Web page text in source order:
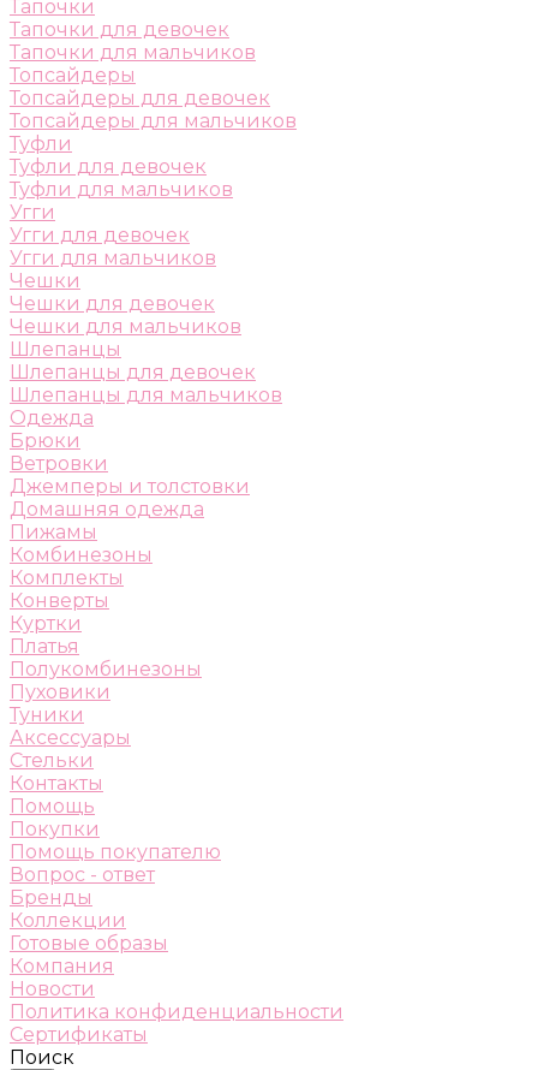
Тапочки
Тапочки для девочек
Тапочки для мальчиков
Топсайдеры
Топсайдеры для девочек
Топсайдеры для мальчиков
Туфли
Туфли для девочек
Туфли для мальчиков
Угги
Угги для девочек
Угги для мальчиков
Чешки
Чешки для девочек
Чешки для мальчиков
Шлепанцы
Шлепанцы для девочек
Шлепанцы для мальчиков
Одежда
Брюки
Ветровки
Джемперы и толстовки
Домашняя одежда
Пижамы
Комбинезоны
Комплекты
Конверты
Куртки
Платья
Полукомбинезоны
Пуховики
Туники
Аксессуары
Стельки
Контакты
Помощь
Покупки
Помощь покупателю
Вопрос - ответ
Бренды
Коллекции
Готовые образы
Компания
Новости
Политика конфиденциальности
Сертификаты
Поиск